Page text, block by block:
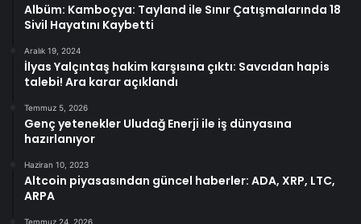
Albüm: Kamboçya: Tayland ile Sınır Çatışmalarında 18
Sivil Hayatını Kaybetti
Aralık 19, 2024
İlyas Yalçıntaş hakim karşısına çıktı: Savcıdan hapis
talebi! Ara karar açıklandı
Temmuz 5, 2026
Genç yetenekler Uludağ Enerji ile iş dünyasına
hazırlanıyor
Haziran 10, 2023
Altcoin piyasasından güncel haberler: ADA, XRP, LTC,
ARPA
Temmuz 24, 2026